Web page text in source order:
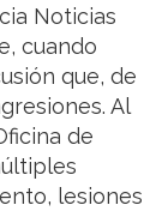
Noticias
cuando
que, de
Al
de
lesiones